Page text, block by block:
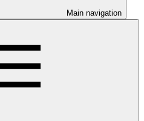
Main navigation